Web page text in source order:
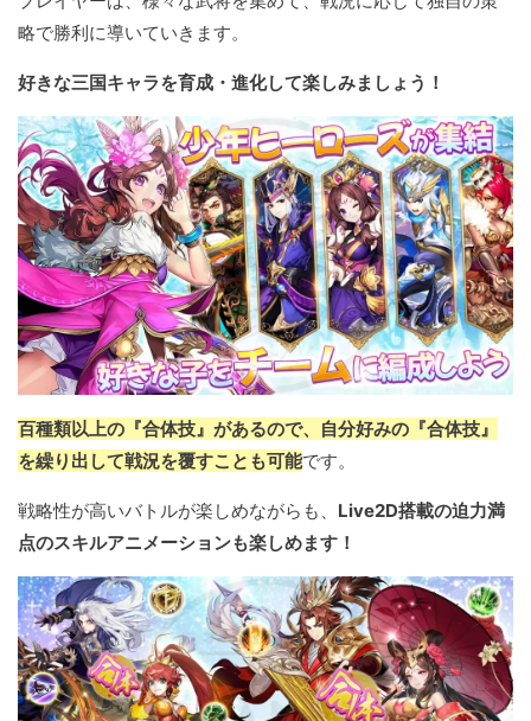
略で勝利に導いていきます。
好きな三国キャラを育成・進化して楽しみましょう！
百種類以上の『合体技』があるので、自分好みの『合体技』
を繰り出して戦況を覆すことも可能です。
戦略性が高いバトルが楽しめながらも、 Live2D搭載の迫力満
点のスキルアニメーションも楽しめます！